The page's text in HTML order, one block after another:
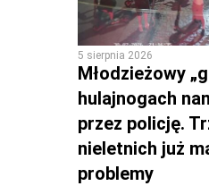
5 sierpnia 2026
Młodzieżowy
hulajnogach
przez policję.
nieletnich już
problemy